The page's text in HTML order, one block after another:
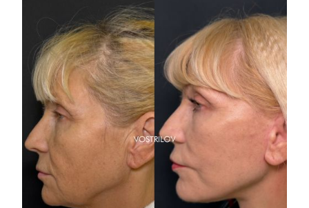
Пластические хирурги
Пациентам пластической хирургии
Анализы перед операцией
До и после пластической операции
Внести предоплату
Отделение пластической хирургии
Процедуры Врачи-косметологи
Пациентам косметологии Оборудование
До и после косметологии
Налоговый вычет
О клинике Лицензии и сертификаты